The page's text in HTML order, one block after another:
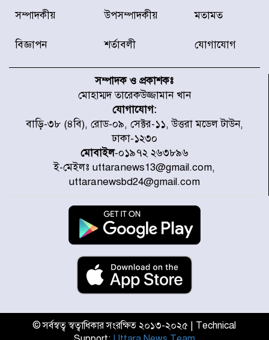
দেশে ভারি বৃষ্টির সতর্কবার্তা, ১০
জেলায় বন্যার পূর্বাভাস
স্থাপনের উদ্যোগ চান মিয়া ব্যাপারীর
৭ জেলায় ঝোড়ো হাওয়াসহ বজ্রবৃষ্টির
শঙ্কা
বগুড়া ও সিলেটে সড়ক দুর্ঘটনায় নিহত
১৫
জুলাইয়ে দেশজুড়ে ৪৫৮টি সড়ক
দুর্ঘটনায় ৪১৬ জন নিহত হয়েছেন
হারিয়ে যাওয়া শিশুকে পরিবারের কাছে
ফিরিয়ে প্রশংসায় ভাসছেন খিলক্ষেত
সম্পাদকীয় উপসম্পাদকীয় মতামত
বিজ্ঞাপন শর্তাবলী যোগাযোগ
সম্পাদক ও প্রকাশকঃ
মোহাম্মদ তারেকউজ্জামান খান
যোগাযোগ:
বাড়ি-৩৮ (৪বি), রোড-০৯, সেক্টর-১১, উত্তরা মডেল টাউন,
ঢাকা-১২৩০
মোবাইল-০১৯৭২ ২৬৩৮৯৬
ই-মেইলঃ uttaranews13@gmail.com,
uttaranewsbd24@gmail.com
© সর্বস্বত্ব স্বত্বাধিকার সংরক্ষিত ২০১৩-২০২৫ | Technical